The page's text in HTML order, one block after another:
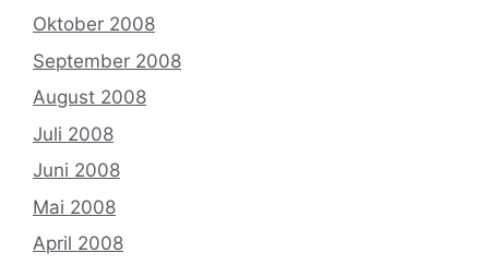
Oktober 2008
September 2008
August 2008
Juli 2008
Juni 2008
Mai 2008
April 2008